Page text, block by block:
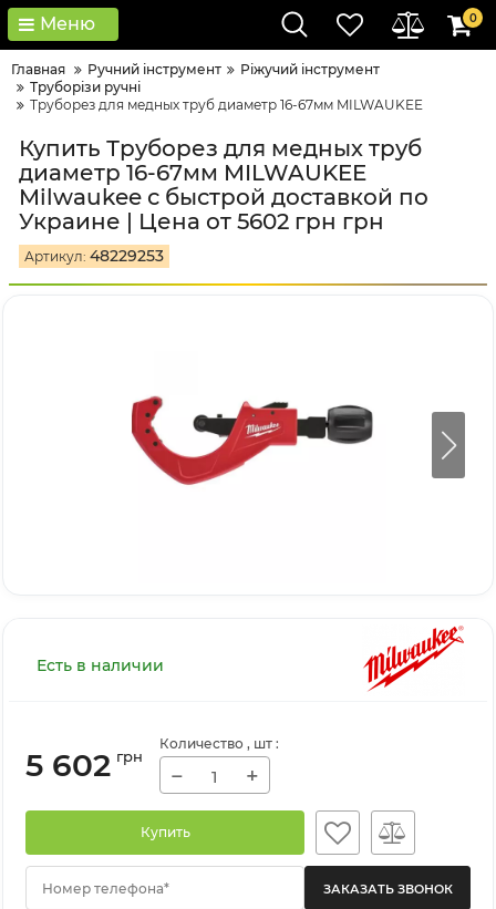
Меню 0
Главная Ручний інструмент
Ріжучий інструмент
Труборізи ручні
Труборез для медных труб диаметр 16-67мм MILWAUKEE
Купить Труборез для медных труб
диаметр 16-67мм MILWAUKEE
Milwaukee с быстрой доставкой по
Украине | Цена от 5602 грн грн
Артикул: 48229253
Есть в наличии
5 602 грн
Количество , шт :
− +
Купить
Номер телефона*